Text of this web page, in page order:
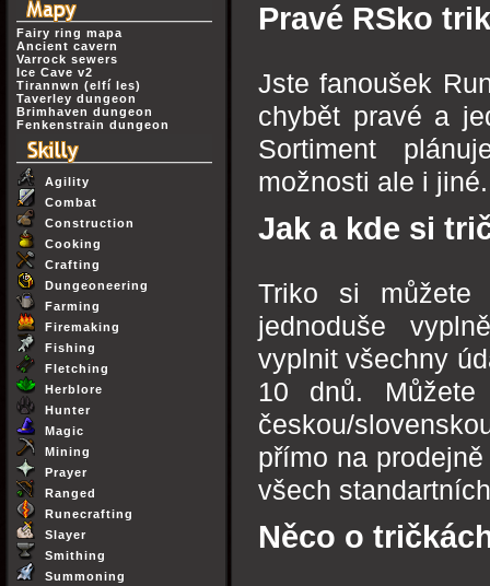
Fairy ring mapa
Ancient cavern
Varrock sewers
Ice Cave v2
Tirannwn (elfí les)
Taverley dungeon
Brimhaven dungeon
Fenkenstrain dungeon
Agility
Combat
Construction
Cooking
Crafting
Dungeoneering
Farming
Firemaking
Fishing
Fletching
Herblore
Hunter
Magic
Mining
Prayer
Ranged
Runecrafting
Slayer
Smithing
Summoning
Pravé RSko
Jste fanoušek
chybět pravé a
Sortiment
možnosti ale i
Jak a kde si
Triko si
jednoduše
vyplnit všechny
10 dnů.
českou/
přímo na
všech
Něco o